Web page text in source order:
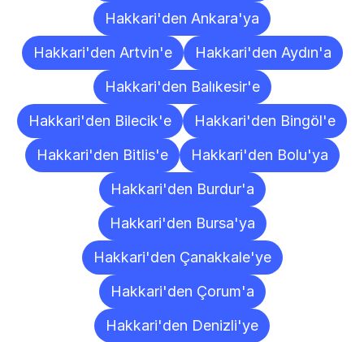
Hakkari'den Ankara'ya
Hakkari'den Artvin'e
Hakkari'den Aydın'a
Hakkari'den Balıkesir'e
Hakkari'den Bilecik'e
Hakkari'den Bingöl'e
Hakkari'den Bitlis'e
Hakkari'den Bolu'ya
Hakkari'den Burdur'a
Hakkari'den Bursa'ya
Hakkari'den Çanakkale'ye
Hakkari'den Çorum'a
Hakkari'den Denizli'ye